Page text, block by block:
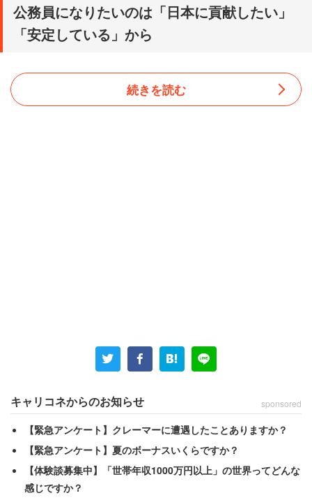
公務員になりたいのは「日本に貢献したい」
「安定している」から
続きを読む
キャリコネからのお知らせ sponsored
【緊急アンケート】クレーマーに遭遇したことありますか？
【緊急アンケート】夏のボーナスいくらですか？
【体験談募集中】「世帯年収1000万円以上」の世界ってどんな
感じですか？